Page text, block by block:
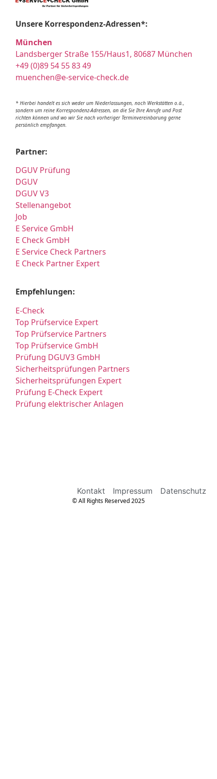
Unsere Korrespondenz-Adressen*:
München
Landsberger Straße 155/Haus1, 80687 München
+49 (0)89 54 55 83 49
muenchen@e-service-check.de
* Hierbei handelt es sich weder um Niederlassungen, noch Werkstätten o.ä.,
sondern um reine Korrespondenz-Adressen, an die Sie Ihre Anrufe und Post
richten können und wo wir Sie nach vorheriger Terminvereinbarung gerne
persönlich empfangen.
Partner:
DGUV Prüfung
DGUV
DGUV V3
Stellenangebot
Job
E Service GmbH
E Check GmbH
E Service Check Partners
E Check Partner Expert
Empfehlungen:
E-Check
Top Prüfservice Expert
Top Prüfservice Partners
Top Prüfservice GmbH
Prüfung DGUV3 GmbH
Sicherheitsprüfungen Partners
Sicherheitsprüfungen Expert
Prüfung E-Check Expert
Prüfung elektrischer Anlagen
Kontakt Impressum Datenschutz
© All Rights Reserved 2025